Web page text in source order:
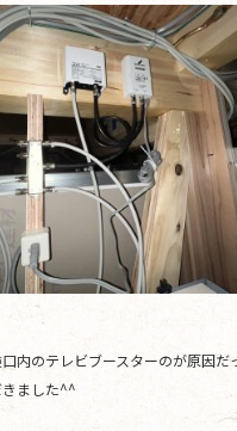
内のテレビブースターのが原因だ
ました^^